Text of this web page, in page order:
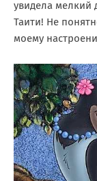
увидела мелкий
Таити! Не
моему